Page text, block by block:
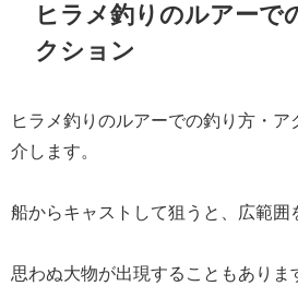
ヒラメ釣りのルアーで
クション
ヒラメ釣りのルアーでの釣り方・ア
介します。
船からキャストして狙うと、広範囲
思わぬ大物が出現することもありま